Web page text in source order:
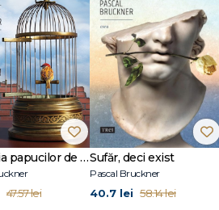
Sfințenia papucilor de casă
47.57 lei
Sufăr, deci exist
Pascal Bruckner
40.7 lei 58.14 lei